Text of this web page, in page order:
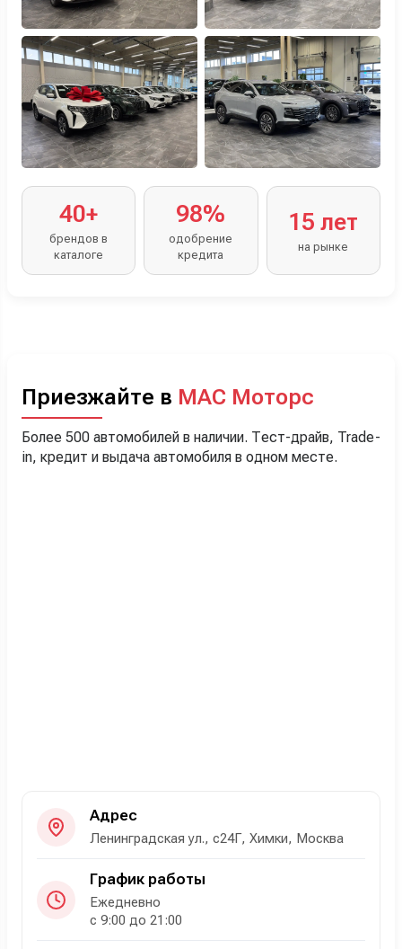
40+
брендов в
каталоге
98%
одобрение
кредита
15 лет
на рынке
Приезжайте в МАС Моторс
Более 500 автомобилей в наличии. Тест-драйв, Trade-
in, кредит и выдача автомобиля в одном месте.
Адрес
Ленинградская ул., с24Г, Химки, Москва
График работы
Ежедневно
с 9:00 до 21:00